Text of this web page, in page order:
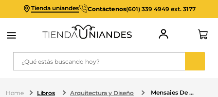
Tienda uniandes Contáctenos(601) 339 4949 ext. 3177
¿Qué estás buscando hoy?
Libros Arquitectura y Diseño Mensajes De Modernidad